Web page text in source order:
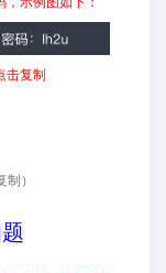
击复制
制）